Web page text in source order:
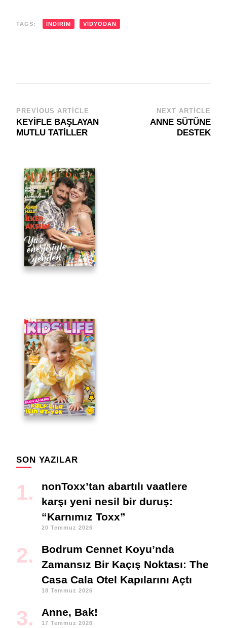
TAGS: INDIRIM VIDYODAN
Post
Navigation
PREVIOUS ARTICLE
KEYİFLE BAŞLAYAN
MUTLU TATİLLER
NEXT ARTICLE
ANNE SÜTÜNE
DESTEK
SON YAZILAR
nonToxx’tan abartılı vaatlere
karşı yeni nesil bir duruş:
“Karnımız Toxx”
20 Temmuz 2026
Bodrum Cennet Koyu’nda
Zamansız Bir Kaçış Noktası: The
Casa Cala Otel Kapılarını Açtı
18 Temmuz 2026
Anne, Bak!
17 Temmuz 2026